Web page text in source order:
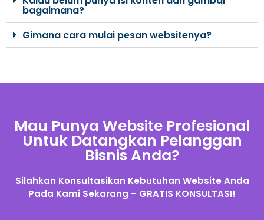
bagaimana?
Gimana cara mulai pesan websitenya?
Mau Punya Website Profesional
Untuk Datangkan Pelanggan
Bisnis Anda?
Silahkan Konsultasikan Kebutuhan Website Anda
Pada Kami Sekarang – GRATIS KONSULTASI!